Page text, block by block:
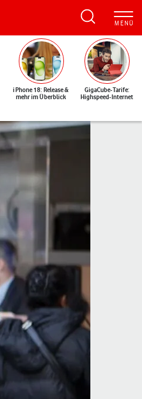
iPhone 18: Release &
mehr im Überblick
GigaCube-Tarife:
Highspeed-Internet